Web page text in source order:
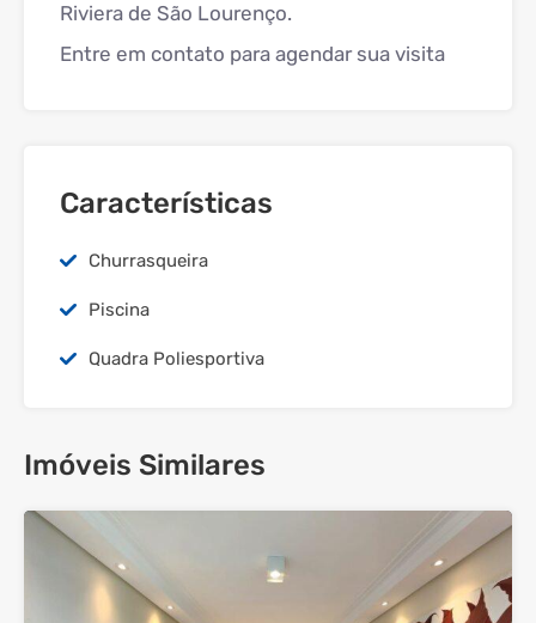
Riviera de São Lourenço.
Entre em contato para agendar sua visita
Características
Churrasqueira
Piscina
Quadra Poliesportiva
Imóveis Similares
25